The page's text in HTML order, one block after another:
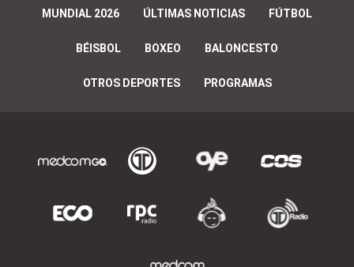
MUNDIAL 2026 ÚLTIMAS NOTICIAS FÚTBOL
BÉISBOL BOXEO BALONCESTO
OTROS DEPORTES PROGRAMAS